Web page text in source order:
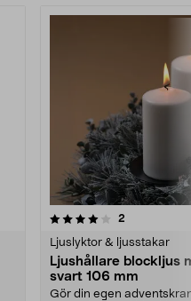
2
Ljuslyktor & ljusstakar
Ljushållare blockljus
svart 106 mm
Gör din egen
4.5 av 5 stjärnor